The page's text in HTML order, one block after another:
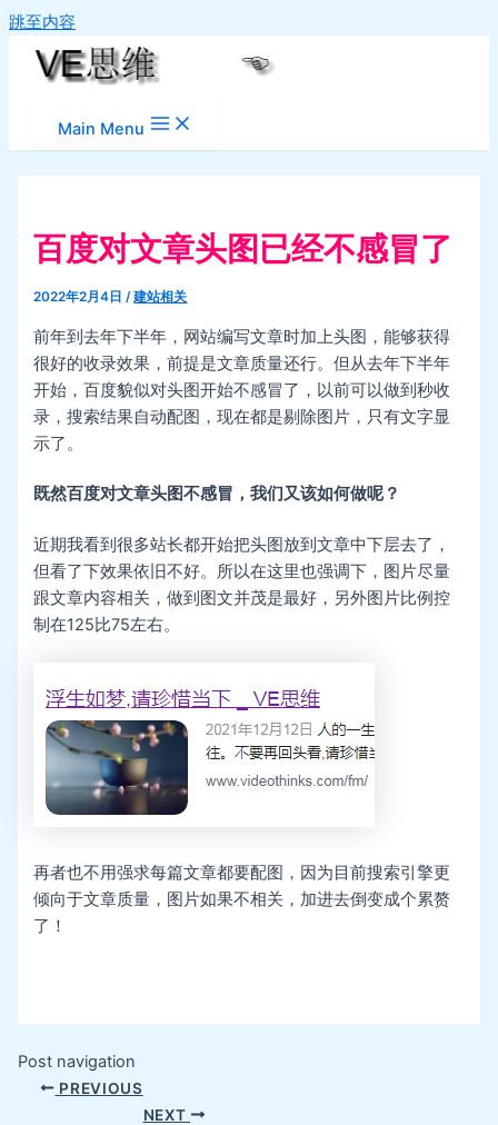
跳至内容
Main Menu
百度对文章头图已经不感冒了
2022年2月4日/建站相关
前年到去年下半年，网站编写文章时加上头图，能够获得
很好的收录效果，前提是文章质量还行。但从去年下半年
开始，百度貌似对头图开始不感冒了，以前可以做到秒收
录，搜索结果自动配图，现在都是剔除图片，只有文字显
示了。
既然百度对文章头图不感冒，我们又该如何做呢？
近期我看到很多站长都开始把头图放到文章中下层去了，
但看了下效果依旧不好。所以在这里也强调下，图片尽量
跟文章内容相关，做到图文并茂是最好，另外图片比例控
制在125比75左右。
再者也不用强求每篇文章都要配图，因为目前搜索引擎更
倾向于文章质量，图片如果不相关，加进去倒变成个累赘
了！
Post navigation
PREVIOUS
NEXT